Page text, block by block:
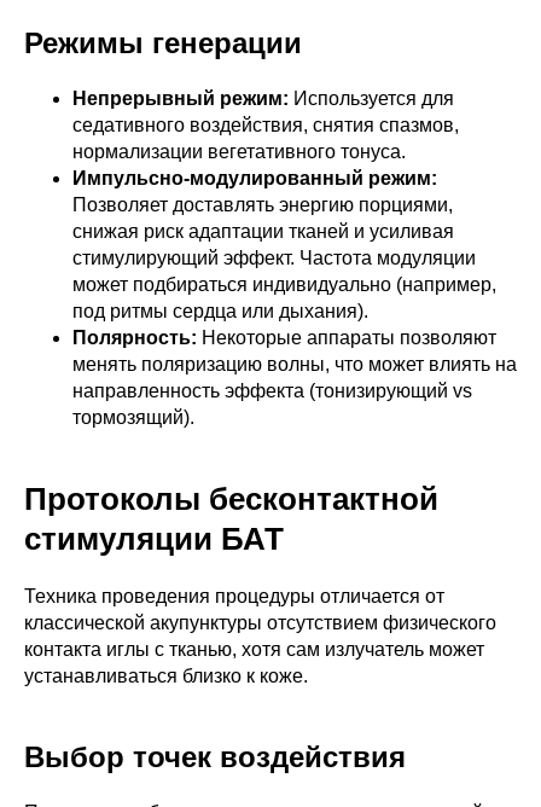
Режимы генерации
Непрерывный режим: Используется для
седативного воздействия, снятия спазмов,
нормализации вегетативного тонуса.
Импульсно-модулированный режим:
Позволяет доставлять энергию порциями,
снижая риск адаптации тканей и усиливая
стимулирующий эффект. Частота модуляции
может подбираться индивидуально (например,
под ритмы сердца или дыхания).
Полярность: Некоторые аппараты позволяют
менять поляризацию волны, что может влиять на
направленность эффекта (тонизирующий vs
тормозящий).
Протоколы бесконтактной
стимуляции БАТ
Техника проведения процедуры отличается от
классической акупунктуры отсутствием физического
контакта иглы с тканью, хотя сам излучатель может
устанавливаться близко к коже.
Выбор точек воздействия